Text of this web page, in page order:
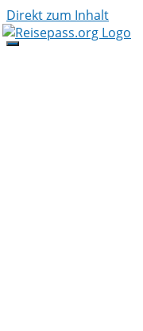
Direkt zum Inhalt